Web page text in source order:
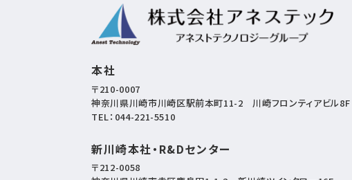
本社
〒210-0007
神奈川県川崎市川崎区駅前本町11-2 川崎フロンティアビル8F
TEL： 044-221-5510
新川崎本社・R&Dセンター
〒212-0058